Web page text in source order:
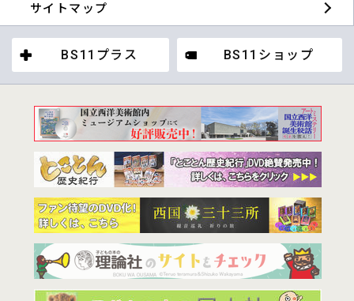
サイトマップ
BS11プラス BS11ショップ